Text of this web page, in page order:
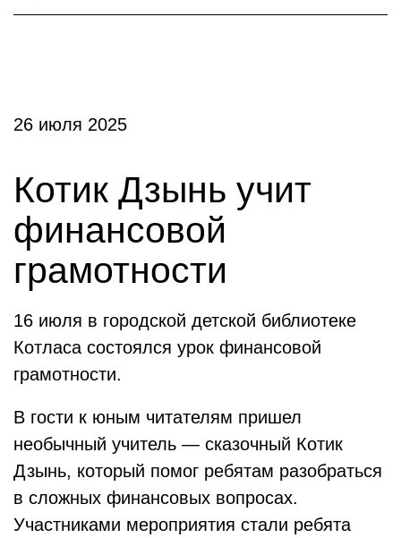
26 июля 2025
Котик Дзынь учит
финансовой
грамотности
16 июля в городской детской библиотеке
Котласа состоялся урок финансовой
грамотности.
В гости к юным читателям пришел
необычный учитель — сказочный Котик
Дзынь, который помог ребятам разобраться
в сложных финансовых вопросах.
Участниками мероприятия стали ребята